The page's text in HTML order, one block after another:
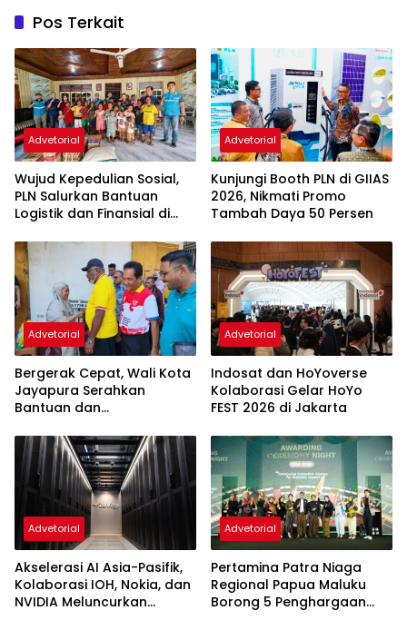
Pos Terkait
Advetorial
Wujud Kepedulian Sosial,
PLN Salurkan Bantuan
Logistik dan Finansial di
Advetorial
Kunjungi Booth PLN di GIIAS
2026, Nikmati Promo
Tambah Daya 50 Persen
Advetorial
Bergerak Cepat, Wali Kota
Jayapura Serahkan
Bantuan dan
Korban Kebakaran di Apo
Kali
Advetorial
Indosat dan HoYoverse
Kolaborasi Gelar HoYo
FEST 2026 di Jakarta
Advetorial
Akselerasi AI Asia-Pasifik,
Kolaborasi IOH, Nokia, dan
NVIDIA Meluncurkan
Advetorial
Pertamina Patra Niaga
Regional Papua Maluku
Borong 5 Penghargaan